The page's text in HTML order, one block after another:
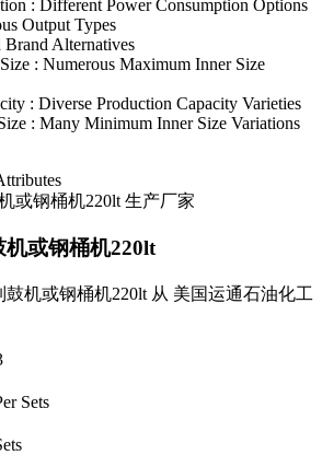
: Different Power Consumption Options
Output Types
Brand Alternatives
: Numerous Maximum Inner Size
: Diverse Production Capacity Varieties
: Many Minimum Inner Size Variations
或钢桶机220lt
机或钢桶机220lt 从 美国运通石油化工
Sets